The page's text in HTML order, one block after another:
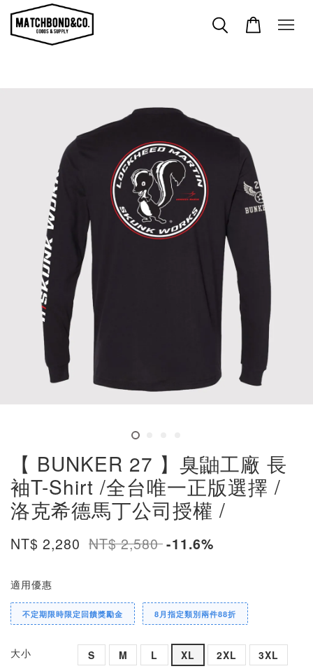
【 BUNKER 27 】臭鼬工廠 長
袖T-Shirt /全台唯一正版選擇 /
洛克希德馬丁公司授權 /
NT$ 2,280 NT$ 2,580-11.6%
適用優惠
不定期限時限定回饋獎勵金 8月指定類別兩件88折
大小 S M L XL 2XL 3XL